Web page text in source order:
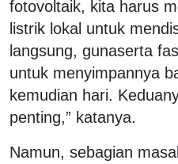
fotovoltaik, kita harus
listrik lokal untuk
langsung, gunaserta
untuk menyimpannya
kemudian hari.
penting,” katanya.
Namun, sebagian